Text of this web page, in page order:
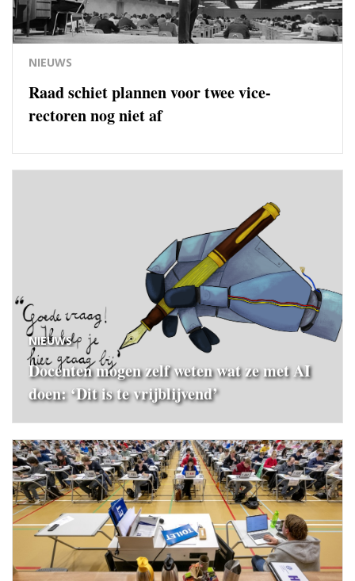
NIEUWS
Raad schiet plannen voor twee vice-
rectoren nog niet af
NIEUWS
Docenten mogen zelf weten wat ze met AI
doen: ‘Dit is te vrijblijvend’